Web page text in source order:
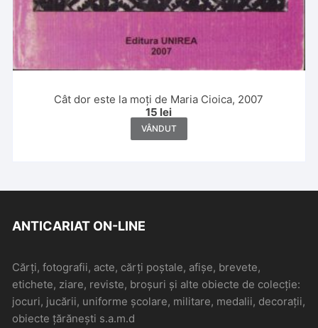
Cât dor este la moți de Maria Cioica, 2007
15 lei
VÂNDUT
ANTICARIAT ON-LINE
Cărți, fotografii, acte, cărți poștale, afișe, brevete,
etichete, ziare, reviste, broșuri și alte obiecte de colecție:
jocuri, jucării, uniforme școlare, militare, medalii, decorații,
obiecte țărănești s.a.m.d